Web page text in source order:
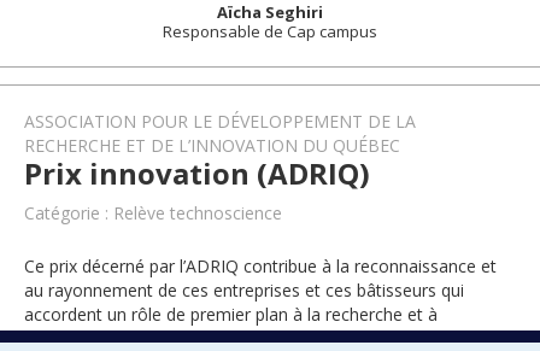
Aïcha Seghiri
Responsable de Cap campus
ASSOCIATION POUR LE DÉVELOPPEMENT DE LA
RECHERCHE ET DE L’INNOVATION DU QUÉBEC
Prix innovation (ADRIQ)
Catégorie : Relève technoscience
Ce prix décerné par l’ADRIQ contribue à la reconnaissance et
au rayonnement de ces entreprises et ces bâtisseurs qui
accordent un rôle de premier plan à la recherche et à
l’innovation.